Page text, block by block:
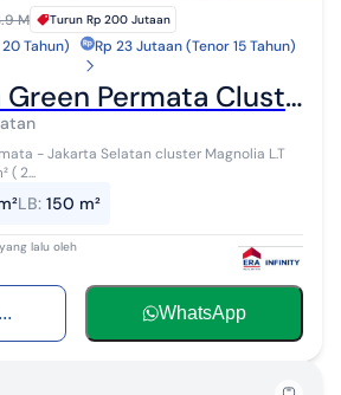
M Turun Rp 200 Jutaan
Tahun) Rp 23 Jutaan (Tenor 15 Tahun)
Jual Rumah Green Permata Cluster Magnolia Hadap Timur Depan Taman
- Jakarta Selatan cluster Magnolia L.T
( 2...
LB: 150 m²
lalu oleh
WhatsApp